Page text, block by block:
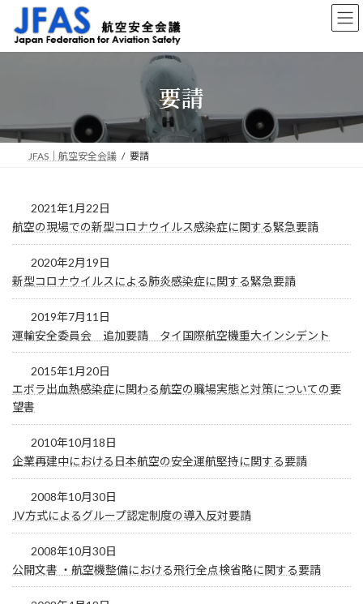
ン
ッ
ー
移
要請
JFAS｜航空安全会議 要請
2021年1月22日
航空の現場での新型コロナウイルス感染症に関する緊急要請
2020年2月19日
新型コロナウイルスによる肺炎感染症に関する緊急要請
2019年7月11日
運輸安全委員会 追加要請 タイ国際航空機重大インシデント
2015年1月20日
エボラ出血熱感染症に関わる航空の職場実態と対策についての要
望書
2010年10月18日
企業再建中における日本航空の安全運航堅持に関する要請
2008年10月30日
JV方式によるグループ認定制度の導入反対要請
2008年10月30日
公開文書 ・航空機整備における飛行全点検省略に関する要請